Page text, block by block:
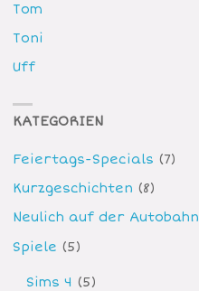
Tom
Toni
Uff
KATEGORIEN
Feiertags-Specials (7)
Kurzgeschichten (8)
Neulich auf der Autobahn
Spiele (5)
Sims 4 (5)